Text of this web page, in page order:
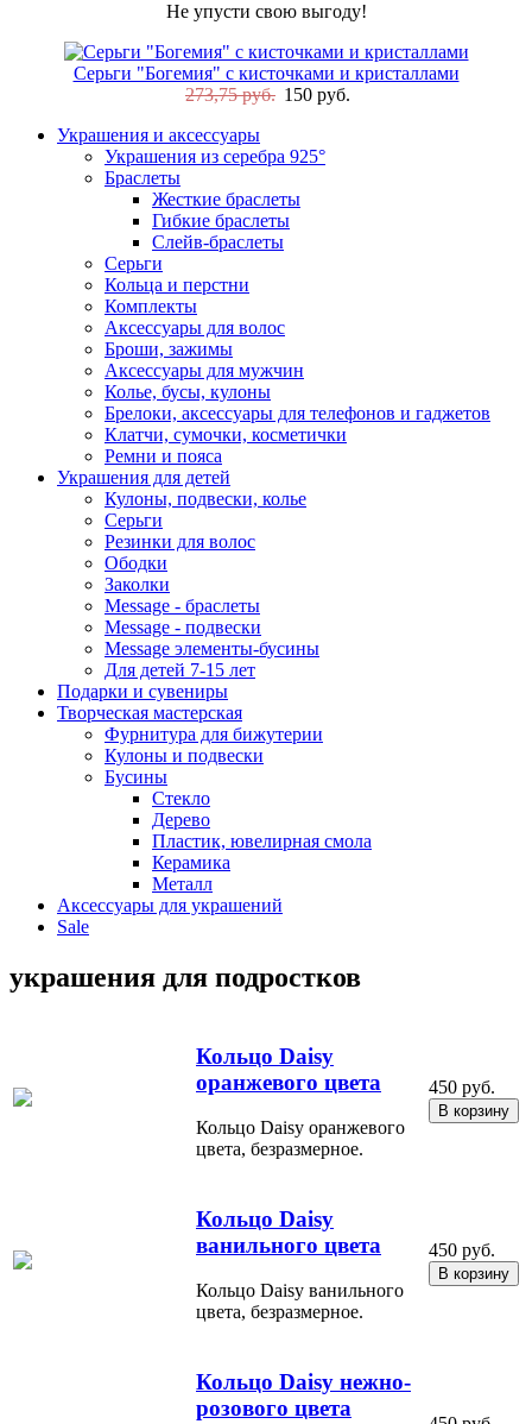
Не упусти свою выгоду!
Серьги "Богемия" с кисточками и кристаллами
273,75 руб. 150 руб.
Украшения и аксессуары
Украшения из серебра 925°
Браслеты
Жесткие браслеты
Гибкие браслеты
Слейв-браслеты
Серьги
Кольца и перстни
Комплекты
Аксессуары для волос
Броши, зажимы
Аксессуары для мужчин
Колье, бусы, кулоны
Брелоки, аксессуары для телефонов и гаджетов
Клатчи, сумочки, косметички
Ремни и пояса
Украшения для детей
Кулоны, подвески, колье
Серьги
Резинки для волос
Ободки
Заколки
Message - браслеты
Message - подвески
Message элементы-бусины
Для детей 7-15 лет
Подарки и сувениры
Творческая мастерская
Фурнитура для бижутерии
Кулоны и подвески
Бусины
Стекло
Дерево
Пластик, ювелирная смола
Керамика
Металл
Аксессуары для украшений
Sale
украшения для подростков
Кольцо Daisy
оранжевого цвета
Кольцо Daisy оранжевого
цвета, безразмерное.
450 руб.
Кольцо Daisy
ванильного цвета
Кольцо Daisy ванильного
цвета, безразмерное.
450 руб.
Кольцо Daisy нежно-
розового цвета